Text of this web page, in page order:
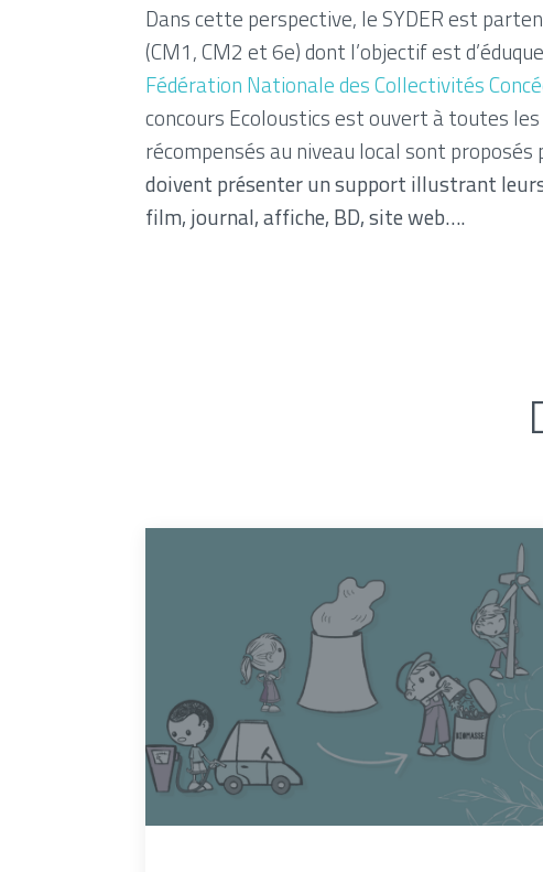
Dans cette perspective, le SYDER est
(CM1, CM2 et 6e) dont l’objectif est
Fédération Nationale des Collectivités
concours Ecoloustics est ouvert à toutes
récompensés au niveau local sont
doivent présenter un support illustrant
film, journal, affiche, BD, site web….